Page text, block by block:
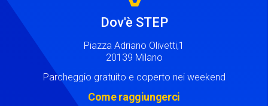
Dov'è STEP
Piazza Adriano Olivetti,1
20139 Milano
Parcheggio gratuito e coperto nei weekend
Come raggiungerci